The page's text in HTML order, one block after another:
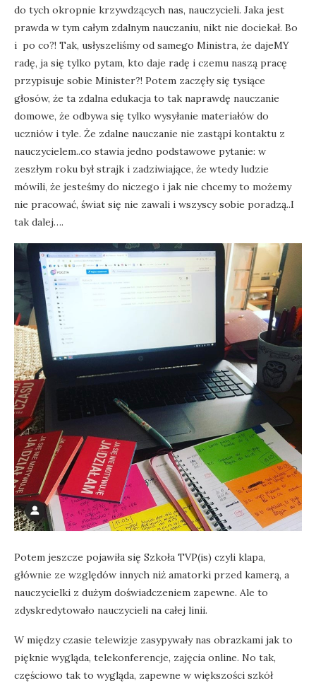
do tych okropnie krzywdzących nas, nauczycieli. Jaka jest
prawda w tym całym zdalnym nauczaniu, nikt nie dociekał. Bo
i po co?! Tak, usłyszeliśmy od samego Ministra, że dajeMY
radę, ja się tylko pytam, kto daje radę i czemu naszą pracę
przypisuje sobie Minister?! Potem zaczęły się tysiące
głosów, że ta zdalna edukacja to tak naprawdę nauczanie
domowe, że odbywa się tylko wysyłanie materiałów do
uczniów i tyle. Że zdalne nauczanie nie zastąpi kontaktu z
nauczycielem..co stawia jedno podstawowe pytanie: w
zeszłym roku był strajk i zadziwiające, że wtedy ludzie
mówili, że jesteśmy do niczego i jak nie chcemy to możemy
nie pracować, świat się nie zawali i wszyscy sobie poradzą..I
tak dalej….
Potem jeszcze pojawiła się Szkoła TVP(is) czyli klapa,
głównie ze względów innych niż amatorki przed kamerą, a
nauczycielki z dużym doświadczeniem zapewne. Ale to
zdyskredytowało nauczycieli na całej linii.
W między czasie telewizje zasypywały nas obrazkami jak to
pięknie wygląda, telekonferencje, zajęcia online. No tak,
częściowo tak to wygląda, zapewne w większości szkół